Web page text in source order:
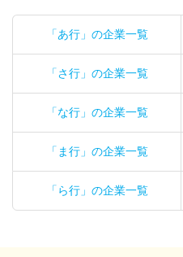
「あ行」の企業一覧
「さ行」の企業一覧
「な行」の企業一覧
「ま行」の企業一覧
「ら行」の企業一覧